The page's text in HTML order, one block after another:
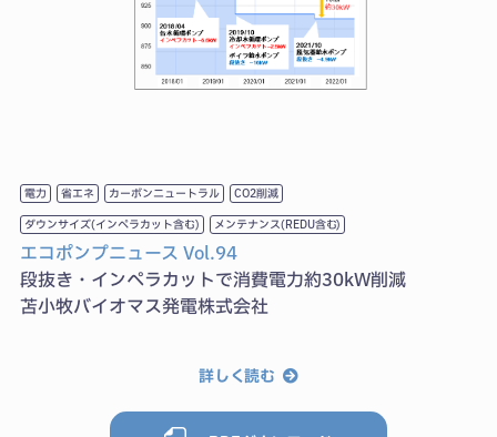
電力 省エネ カーボンニュートラル CO2削減
ダウンサイズ(インペラカット含む) メンテナンス(REDU含む)
エコポンプニュース Vol.94
段抜き・インペラカットで消費電力約30kW削減
苫小牧バイオマス発電株式会社
詳しく読む